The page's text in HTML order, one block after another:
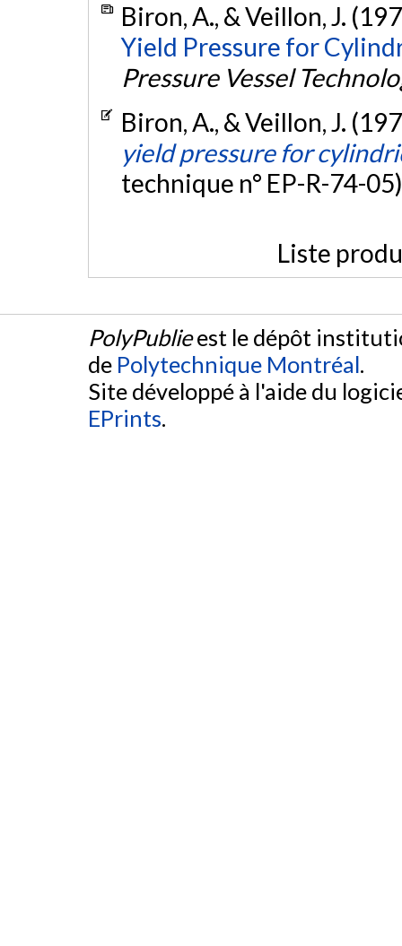
Biron, A., & Veillon, J.
Yield Pressure for
Pressure Vessel
Biron, A., & Veillon, J.
yield pressure for
technique n° EP-R-74-
Liste
PolyPublieest le dépôt
de Polytechnique Montréal.
Site développé à l'aide du
EPrints.